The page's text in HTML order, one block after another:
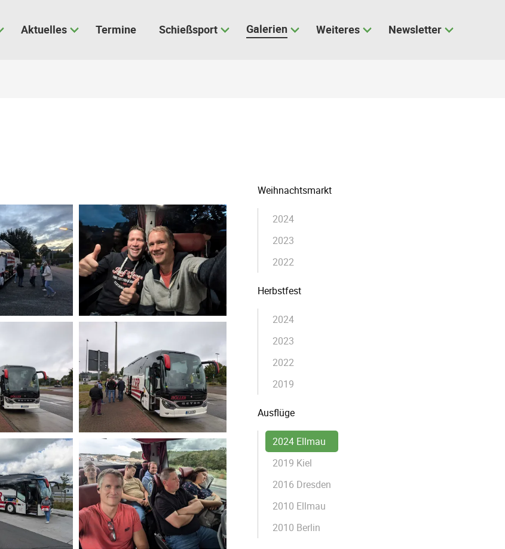
Aktuelles Termine Schießsport Galerien Weiteres Newsletter
Navigation
Weihnachtsmarkt
2024
2023
2022
Herbstfest
2024
2023
2022
2019
Ausflüge
2024 Ellmau
2019 Kiel
2016 Dresden
2010 Ellmau
2010 Berlin